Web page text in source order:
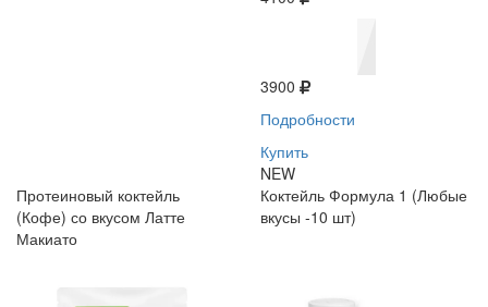
3900
Подробности
Купить
NEW
Протеиновый коктейль
(Кофе) со вкусом Латте
Макиато
Коктейль Формула 1 (Любые
вкусы -10 шт)